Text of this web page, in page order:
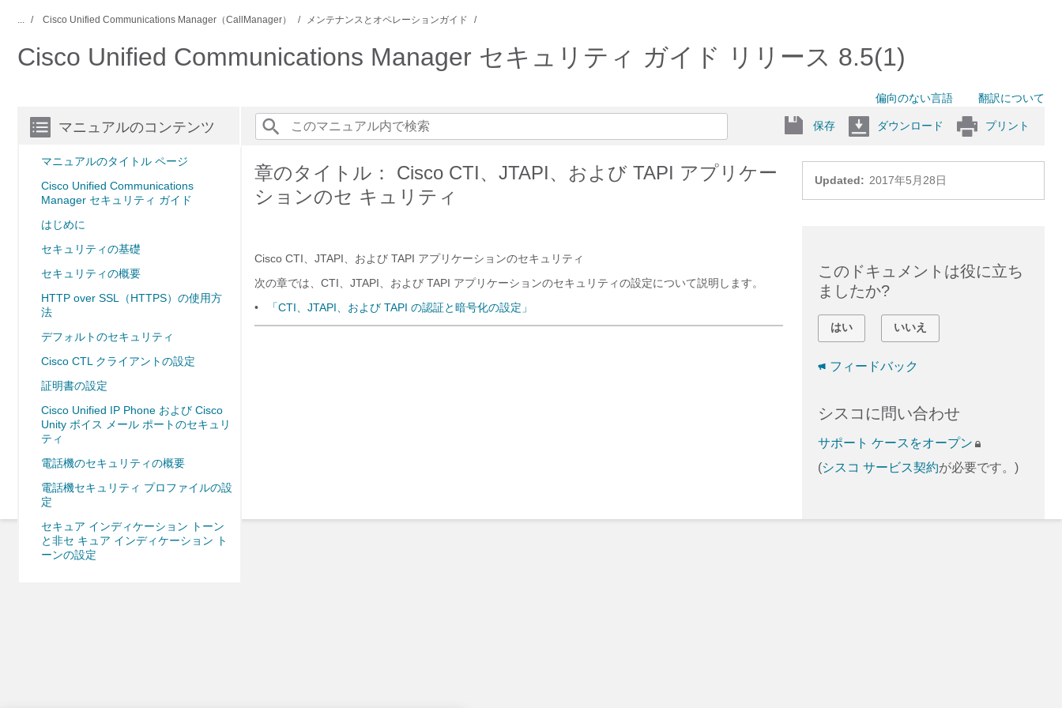
... Cisco Unified Communications Manager（CallManager） メンテナンスとオペレーションガイド
Cisco Unified Communications Manager セキュリティ ガイド リリース 8.5(1)
偏向のない言語 翻訳について
マニュアルのコンテンツ
マニュアルのタイトル ページ
Cisco Unified Communications
Manager セキュリティ ガイド
はじめに
セキュリティの基礎
セキュリティの概要
HTTP over SSL（HTTPS）の使用方
法
デフォルトのセキュリティ
Cisco CTL クライアントの設定
証明書の設定
Cisco Unified IP Phone および Cisco
Unity ボイス メール ポートのセキュリ
ティ
電話機のセキュリティの概要
電話機セキュリティ プロファイルの設
定
セキュア インディケーション トーン
と非セ キュア インディケーション ト
ーンの設定
保存 ダウンロード プリント
Updated: 2017年5月28日
章のタイトル： Cisco CTI、JTAPI、および TAPI アプリケー
ションのセ キュリティ
Cisco CTI、JTAPI、および TAPI アプリケーションのセキュリティ
次の章では、CTI、JTAPI、および TAPI アプリケーションのセキュリティの設定について説明します。
•
「CTI、JTAPI、および TAPI の認証と暗号化の設定」
このドキュメントは役に立ち
ましたか?
はい いいえ
フィードバック
シスコに問い合わせ
サポート ケースをオープン
(シスコ サービス契約が必要です。)